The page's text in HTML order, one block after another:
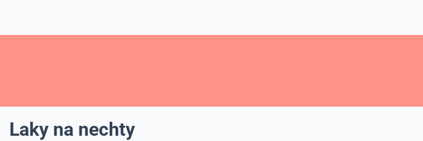
Laky na nechty